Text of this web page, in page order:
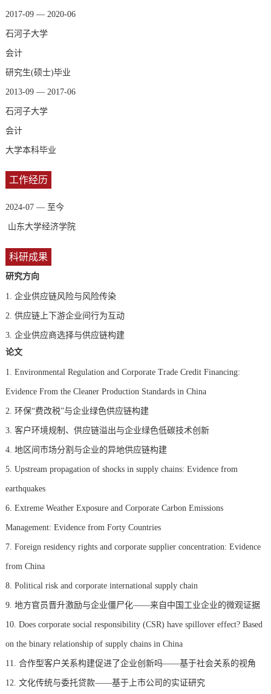
2017-09 — 2020-06
石河子大学
会计
研究生(硕士)毕业
2013-09 — 2017-06
石河子大学
会计
大学本科毕业
工作经历
2024-07 — 至今
山东大学经济学院
科研成果
研究方向
1. 企业供应链风险与风险传染
2. 供应链上下游企业间行为互动
3. 企业供应商选择与供应链构建
论文
1. Environmental Regulation and Corporate Trade Credit Financing:
Evidence From the Cleaner Production Standards in China
2. 环保“费改税”与企业绿色供应链构建
3. 客户环境规制、供应链溢出与企业绿色低碳技术创新
4. 地区间市场分割与企业的异地供应链构建
5. Upstream propagation of shocks in supply chains: Evidence from
earthquakes
6. Extreme Weather Exposure and Corporate Carbon Emissions
Management: Evidence from Forty Countries
7. Foreign residency rights and corporate supplier concentration: Evidence
from China
8. Political risk and corporate international supply chain
9. 地方官员晋升激励与企业僵尸化——来自中国工业企业的微观证据
10. Does corporate social responsibility (CSR) have spillover effect? Based
on the binary relationship of supply chains in China
11. 合作型客户关系构建促进了企业创新吗——基于社会关系的视角
12. 文化传统与委托贷款——基于上市公司的实证研究